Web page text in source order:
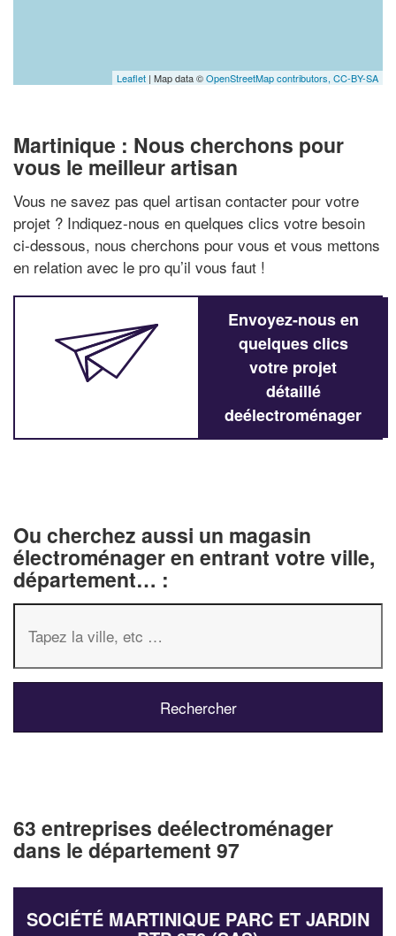
Leaflet | Map data ©OpenStreetMap contributors, CC-BY-SA
Martinique : Nous cherchons pour
vous le meilleur artisan
Vous ne savez pas quel artisan contacter pour votre
projet ? Indiquez-nous en quelques clics votre besoin
ci-dessous, nous cherchons pour vous et vous mettons
en relation avec le pro qu’il vous faut !
Envoyez-nous en
quelques clics
votre projet
détaillé
deélectroménager
Ou cherchez aussi un magasin
électroménager en entrant votre ville,
département… :
63 entreprises deélectroménager
dans le département 97
SOCIÉTÉ MARTINIQUE PARC ET JARDIN